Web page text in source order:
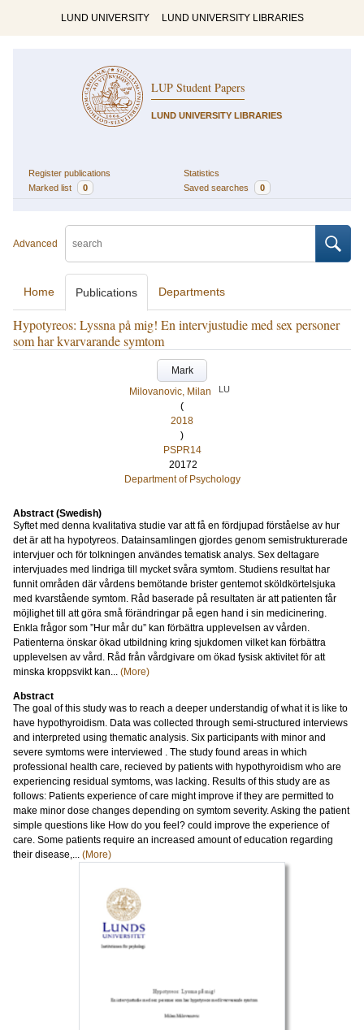
LUND UNIVERSITY LUND UNIVERSITY LIBRARIES
LUP Student Papers
LUND UNIVERSITY LIBRARIES
Register publications
Statistics
Marked list
0 Saved searches 0
Advanced
Home Publications Departments
Hypotyreos: Lyssna på mig! En intervjustudie med sex personer
som har kvarvarande symtom
Mark
Milovanovic, Milan
LU
(
2018
)
PSPR14
20172
Department of Psychology
Abstract (Swedish)
Syftet med denna kvalitativa studie var att få en fördjupad förståelse av hur
det är att ha hypotyreos. Datainsamlingen gjordes genom semistrukturerade
intervjuer och för tolkningen användes tematisk analys. Sex deltagare
intervjuades med lindriga till mycket svåra symtom. Studiens resultat har
funnit områden där vårdens bemötande brister gentemot sköldkörtelsjuka
med kvarstående symtom. Råd baserade på resultaten är att patienten får
möjlighet till att göra små förändringar på egen hand i sin medicinering.
Enkla frågor som ”Hur mår du” kan förbättra upplevelsen av vården.
Patienterna önskar ökad utbildning kring sjukdomen vilket kan förbättra
upplevelsen av vård. Råd från vårdgivare om ökad fysisk aktivitet för att
minska kroppsvikt kan... (More)
Abstract
The goal of this study was to reach a deeper understandig of what it is like to
have hypothyroidism. Data was collected through semi-structured interviews
and interpreted using thematic analysis. Six participants with minor and
severe symtoms were interviewed . The study found areas in which
professional health care, recieved by patients with hypothyroidism who are
experiencing residual symtoms, was lacking. Results of this study are as
follows: Patients experience of care might improve if they are permitted to
make minor dose changes depending on symtom severity. Asking the patient
simple questions like How do you feel? could improve the experience of
care. Some patients require an increased amount of education regarding
their disease,... (More)